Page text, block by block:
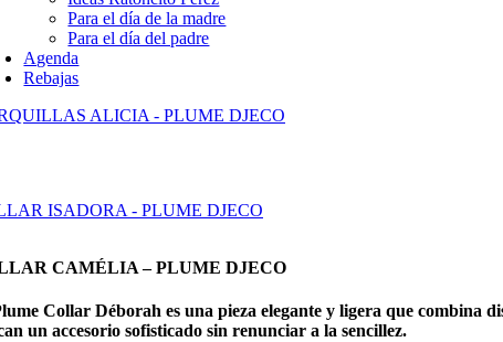
Para el día de la madre
Para el día del padre
Agenda
Rebajas
ALICIA - PLUME DJECO
ISADORA - PLUME DJECO
CAMÉLIA – PLUME DJECO
Collar Déborah es una pieza elegante y ligera que combina
un accesorio sofisticado sin renunciar a la sencillez.